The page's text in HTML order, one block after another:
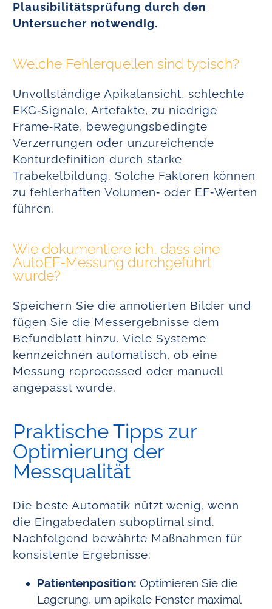
Plausibilitätsprüfung durch den
Untersucher notwendig.
Welche Fehlerquellen sind typisch?
Unvollständige Apikalansicht, schlechte
EKG‑Signale, Artefakte, zu niedrige
Frame‑Rate, bewegungsbedingte
Verzerrungen oder unzureichende
Konturdefinition durch starke
Trabekelbildung. Solche Faktoren können
zu fehlerhaften Volumen‑ oder EF‑Werten
führen.
Wie dokumentiere ich, dass eine
AutoEF‑Messung durchgeführt
wurde?
Speichern Sie die annotierten Bilder und
fügen Sie die Messergebnisse dem
Befundblatt hinzu. Viele Systeme
kennzeichnen automatisch, ob eine
Messung reprocessed oder manuell
angepasst wurde.
Praktische Tipps zur
Optimierung der
Messqualität
Die beste Automatik nützt wenig, wenn
die Eingabedaten suboptimal sind.
Nachfolgend bewährte Maßnahmen für
konsistente Ergebnisse:
Patientenposition: Optimieren Sie die
Lagerung, um apikale Fenster maximal